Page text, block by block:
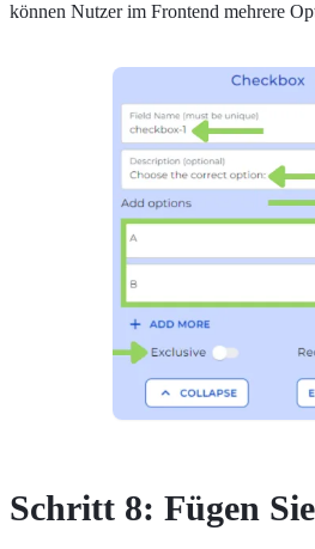
können Nutzer im Frontend mehrere
Schritt 8: Fügen